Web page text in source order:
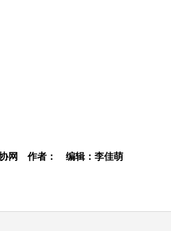
协网 作者： 编辑：李佳萌